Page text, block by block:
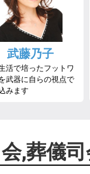
武藤乃子
活で培ったフットワ
武器に自らの視点で
みます
,葬儀